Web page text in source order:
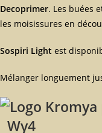
Decoprimer. Les buées
les moisissures en
Sospiri Light est
Mélanger longuement
Wy4